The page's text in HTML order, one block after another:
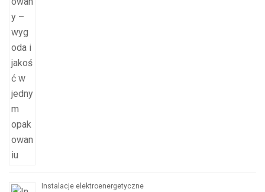
Instalacje elektroenergetyczne